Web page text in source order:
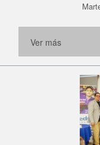
Ver más